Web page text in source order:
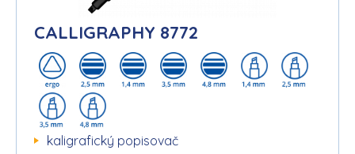
CALLIGRAPHY 8772
kaligrafický popisovač